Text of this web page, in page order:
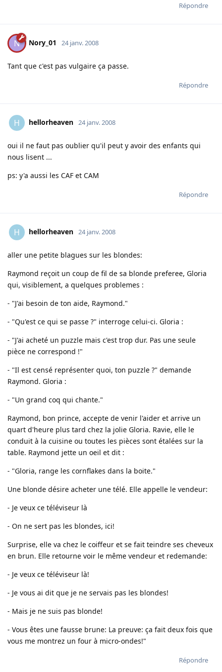
Répondre
N Nory_01 24 janv. 2008
Tant que c'est pas vulgaire ça passe.
Répondre
H hellorheaven 24 janv. 2008
oui il ne faut pas oublier qu'il peut y avoir des enfants qui
nous lisent ...
ps: y'a aussi les CAF et CAM
Répondre
H hellorheaven 24 janv. 2008
aller une petite blagues sur les blondes:
Raymond reçoit un coup de fil de sa blonde preferee, Gloria
qui, visiblement, a quelques problemes :
- "J'ai besoin de ton aide, Raymond."
- "Qu'est ce qui se passe ?" interroge celui-ci. Gloria :
- "J'ai acheté un puzzle mais c'est trop dur. Pas une seule
pièce ne correspond !"
- "Il est censé représenter quoi, ton puzzle ?" demande
Raymond. Gloria :
- "Un grand coq qui chante."
Raymond, bon prince, accepte de venir l'aider et arrive un
quart d'heure plus tard chez la jolie Gloria. Ravie, elle le
conduit à la cuisine ou toutes les pièces sont étalées sur la
table. Raymond jette un oeil et dit :
- "Gloria, range les cornflakes dans la boite."
Une blonde désire acheter une télé. Elle appelle le vendeur:
- Je veux ce téléviseur là
- On ne sert pas les blondes, ici!
Surprise, elle va chez le coiffeur et se fait teindre ses cheveux
en brun. Elle retourne voir le même vendeur et redemande:
- Je veux ce téléviseur là!
- Je vous ai dit que je ne servais pas les blondes!
- Mais je ne suis pas blonde!
- Vous êtes une fausse brune: La preuve: ça fait deux fois que
vous me montrez un four à micro-ondes!"
Répondre